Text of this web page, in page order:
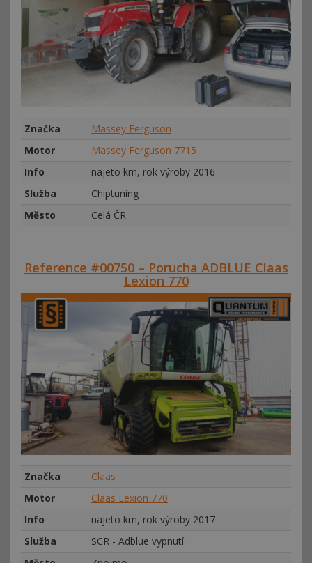
Značka
Massey Ferguson
Motor
Massey Ferguson 7715
Info
najeto km, rok výroby 2016
Služba
Chiptuning
Město
Celá ČR
Reference #00750 – Porucha ADBLUE Claas
Lexion 770
Značka
Claas
Motor
Claas Lexion 770
Info
najeto km, rok výroby 2017
Služba
SCR - Adblue vypnutí